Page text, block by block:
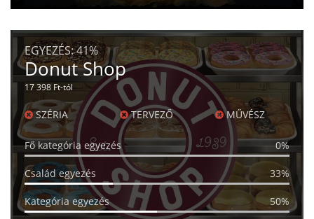
EGYEZÉS:41%
Donut Shop
17 398 Ft-tól
SZÉRIA TERVEZŐ MŰVÉSZ
Fő kategória egyezés 0%
Család egyezés 33%
Kategória egyezés
50%